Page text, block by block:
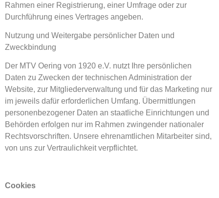
Rahmen einer Registrierung, einer Umfrage oder zur
Durchführung eines Vertrages angeben.
Nutzung und Weitergabe persönlicher Daten und
Zweckbindung
Der MTV Oering von 1920 e.V. nutzt Ihre persönlichen
Daten zu Zwecken der technischen Administration der
Website, zur Mitgliederverwaltung und für das Marketing nur
im jeweils dafür erforderlichen Umfang. Übermittlungen
personenbezogener Daten an staatliche Einrichtungen und
Behörden erfolgen nur im Rahmen zwingender nationaler
Rechtsvorschriften. Unsere ehrenamtlichen Mitarbeiter sind,
von uns zur Vertraulichkeit verpflichtet.
Cookies